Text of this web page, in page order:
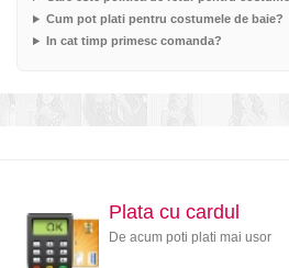
Cum pot plati pentru costumele de baie?
In cat timp primesc comanda?
Plata cu cardul
De acum poti plati mai usor